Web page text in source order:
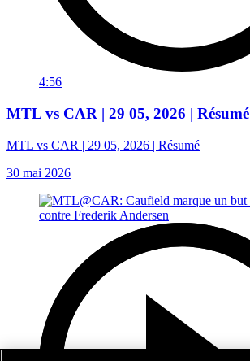
4:56
MTL vs CAR | 29 05, 2026 | Résumé
MTL vs CAR | 29 05, 2026 | Résumé
30 mai 2026